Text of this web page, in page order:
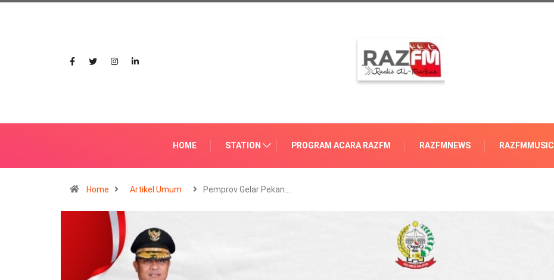
HOME STATION PROGRAM ACARA RAZFM RAZFMNEWS RAZFMMUSIC
Home Artikel Umum Pemprov Gelar Pekan…